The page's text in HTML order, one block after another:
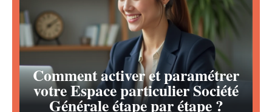
Comment activer et paramétrer
votre Espace particulier Société
Générale étape par étape ?